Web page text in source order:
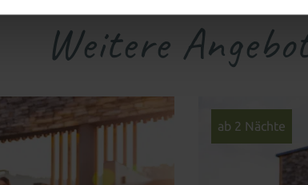
Weitere
ab 2 Nächte